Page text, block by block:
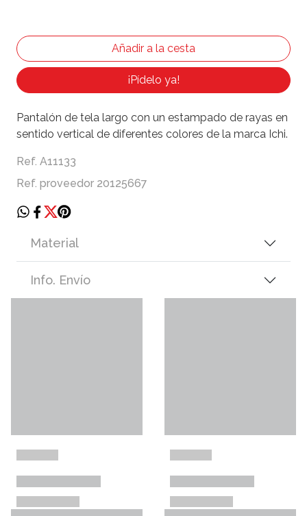
¡Pídelo ya!
Pantalón de tela largo con un estampado de rayas en
sentido vertical de diferentes colores de la marca Ichi.
Ref. A11133
Ref. proveedor 20125667
Material
Info. Envío